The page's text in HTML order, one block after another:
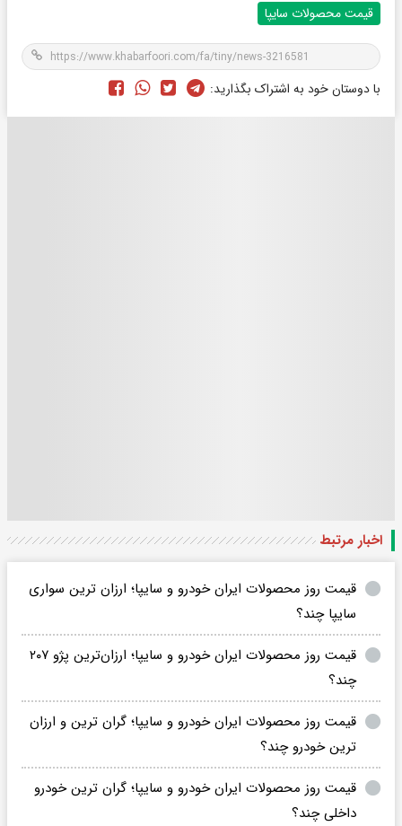
قیمت محصولات سایپا
با دوستان خود به اشتراک بگذارید:
اخبار مرتبط
قیمت روز محصولات ایران خودرو و سایپا؛ ارزان ترین سواری
سایپا چند؟
قیمت روز محصولات ایران خودرو و سایپا؛ ارزان‌ترین پژو ۲۰۷
چند؟
قیمت روز محصولات ایران خودرو و سایپا؛ گران ترین و ارزان
ترین خودرو چند؟
قیمت روز محصولات ایران خودرو و سایپا؛ گران ترین خودرو
داخلی چند؟